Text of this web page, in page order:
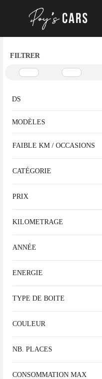
FILTRER
DS
MODÈLES
FAIBLE KM / OCCASIONS
CATÉGORIE
PRIX
KILOMETRAGE
ANNÉE
ENERGIE
TYPE DE BOITE
COULEUR
NB. PLACES
CONSOMMATION MAX